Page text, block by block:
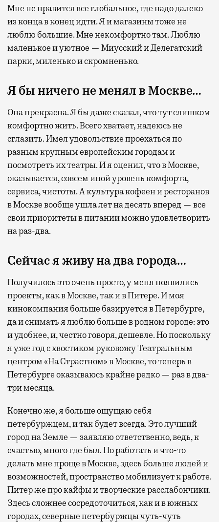
Мне не нравится все глобальное, где надо далеко
из конца в конец идти. Я и магазины тоже не
люблю большие. Мне некомфортно там. Люблю
маленькое и уютное — Миусский и Делегатский
парки, миленько и скромненько.
Я бы ничего не менял в Москве…
Она прекрасна. Я бы даже сказал, что тут слишком
комфортно жить. Всего хватает, надеюсь не
сглазить. Имел удовольствие проехаться по
разным крупным европейским городам и
посмотреть их театры. И я оценил, что в Москве,
оказывается, совсем иной уровень комфорта,
сервиса, чистоты. А культура кофеен и ресторанов
в Москве вообще ушла лет на десять вперед — все
свои приоритеты в питании можно удовлетворить
на раз-два.
Сейчас я живу на два города…
Получилось это очень просто, у меня появились
проекты, как в Москве, так и в Питере. И моя
кинокомпания больше базируется в Петербурге,
да и снимать я люблю больше в родном городе: это
и удобнее, и, честно говоря, дешевле. Но поскольку
я уже год с хвостиком руковожу Театральным
центром «На Страстном» в Москве, то теперь в
Петербурге оказываюсь крайне редко — раз в два-
три месяца.
Конечно же, я больше ощущаю себя
петербуржцем, и так будет всегда. Это лучший
город на Земле — заявляю ответственно, ведь, к
счастью, много где был. Но работать и что-то
делать мне проще в Москве, здесь больше людей и
возможностей, пространство мобилизует к работе.
Питер же про кайфы и творческие расслабончики.
Здесь сложнее сосредоточиться, как и в южных
городах, северные петербуржцы чуть-чуть